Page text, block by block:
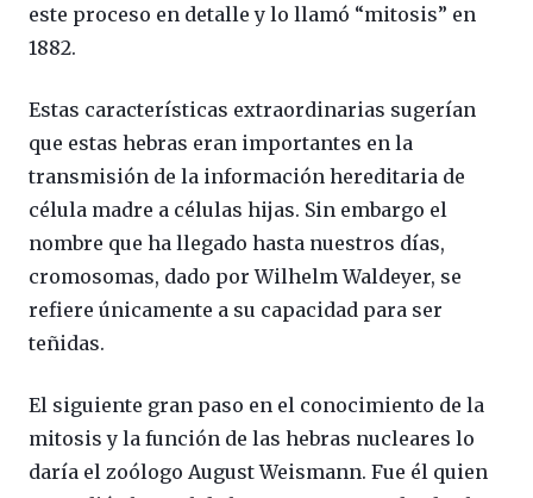
este proceso en detalle y lo llamó “mitosis” en
1882.
Estas características extraordinarias sugerían
que estas hebras eran importantes en la
transmisión de la información hereditaria de
célula madre a células hijas. Sin embargo el
nombre que ha llegado hasta nuestros días,
cromosomas, dado por Wilhelm Waldeyer, se
refiere únicamente a su capacidad para ser
teñidas.
El siguiente gran paso en el conocimiento de la
mitosis y la función de las hebras nucleares lo
daría el zoólogo August Weismann. Fue él quien